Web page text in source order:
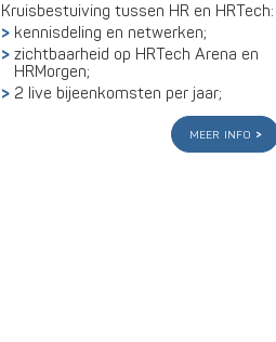
Kruisbestuiving tussen HR en HRTech:
kennisdeling en netwerken;
zichtbaarheid op HRTech Arena en
HRMorgen;
2 live bijeenkomsten per jaar;
meer info